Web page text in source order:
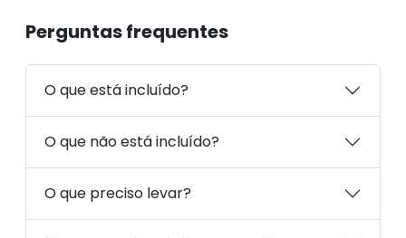
Perguntas frequentes
O que está incluído?
O que não está incluído?
O que preciso levar?